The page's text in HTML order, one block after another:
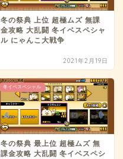
冬の祭典 上位 超極ムズ 無課
金攻略 大乱闘 冬イベスペシャ
ル にゃんこ大戦争
2021年2月19日
冬イベスペシャル
冬の祭典 最上位 超極ムズ 無
課金攻略 大乱闘 冬イベスペシ